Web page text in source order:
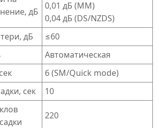
дБ
0,01 дБ (MM)
0,04 дБ (DS/NZDS)
дБ
≤60
Автоматическая
6 (SM/Quick mode)
сек
10
220